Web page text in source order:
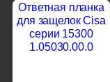
Ответная планка
для защелок Cisa
серии 15300
1.05030.00.0